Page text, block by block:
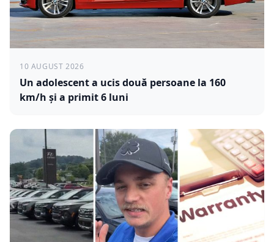
10 AUGUST 2026
Un adolescent a ucis două persoane la 160
km/h și a primit 6 luni